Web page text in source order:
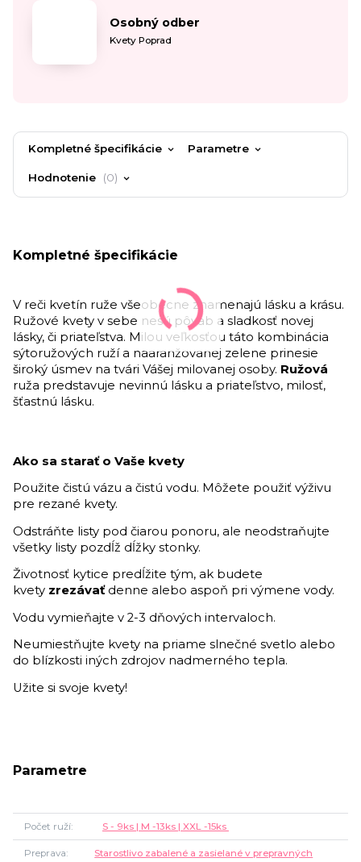
Osobný odber
Kvety Poprad
Kompletné špecifikácie Parametre
Hodnotenie 0
Kompletné špecifikácie
V reči kvetín ruže všeobecne znamenajú lásku a krásu.
Ružové kvety v sebe nesú pôvab a sladkosť novej
lásky, či priateľstva. Milou veľkosťou táto kombinácia
sýtoružových ruží a naaranžovanej zelene prinesie
široký úsmev na tvári Vášej milovanej osoby. Ružová
ruža predstavuje nevinnú lásku a priateľstvo, milosť,
šťastnú lásku.
Ako sa starať o Vaše kvety
Použite čistú vázu a čistú vodu. Môžete použiť výživu
pre rezané kvety.
Odstráňte listy pod čiarou ponoru, ale neodstraňujte
všetky listy pozdĺž dĺžky stonky.
Životnosť kytice predĺžite tým, ak budete
kvety zrezávaťdenne alebo aspoň pri výmene vody.
Vodu vymieňajte v 2-3 dňových intervaloch.
Neumiestňujte kvety na priame slnečné svetlo alebo
do blízkosti iných zdrojov nadmerného tepla.
Užite si svoje kvety!
Parametre
Počet ruží S - 9ks | M -13ks | XXL -15ks
Preprava
Starostlivo zabalené a zasielané v prepravných